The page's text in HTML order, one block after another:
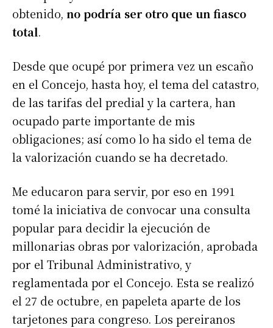
obtenido, no podría ser otro que un fiasco
total.
Desde que ocupé por primera vez un escaño
en el Concejo, hasta hoy, el tema del catastro,
de las tarifas del predial y la cartera, han
ocupado parte importante de mis
obligaciones; así como lo ha sido el tema de
la valorización cuando se ha decretado.
Me educaron para servir, por eso en 1991
tomé la iniciativa de convocar una consulta
popular para decidir la ejecución de
millonarias obras por valorización, aprobada
por el Tribunal Administrativo, y
reglamentada por el Concejo. Esta se realizó
el 27 de octubre, en papeleta aparte de los
tarjetones para congreso. Los pereiranos